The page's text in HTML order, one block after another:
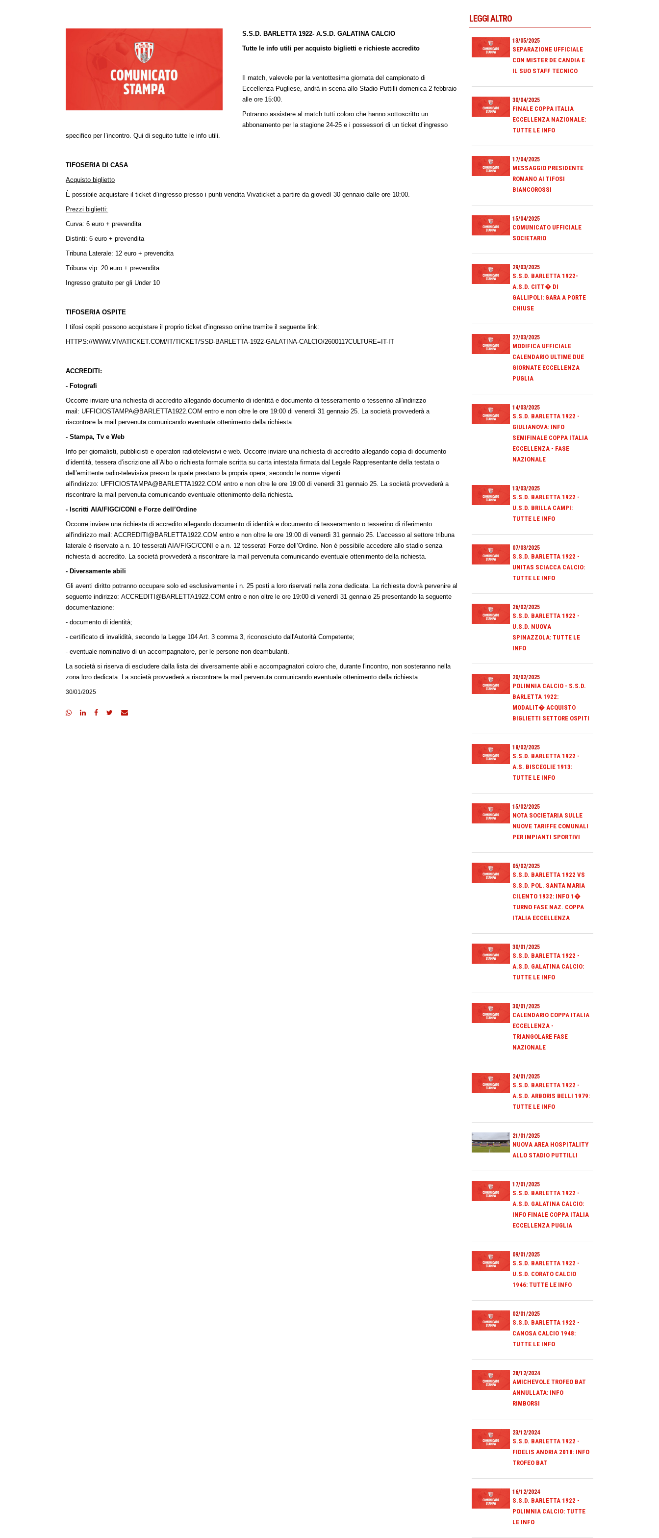
S.S.D. BARLETTA 1922- A.S.D. GALATINA CALCIO
Tutte le info utili per acquisto biglietti e richieste accredito
Il match, valevole per la ventottesima giornata del campionato di
Eccellenza Pugliese, andrà in scena allo Stadio Puttilli domenica 2 febbraio
alle ore 15:00.
Potranno assistere al match tutti coloro che hanno sottoscritto un
abbonamento per la stagione 24-25 e i possessori di un ticket d’ingresso
specifico per l’incontro. Qui di seguito tutte le info utili.
TIFOSERIA DI CASA
Acquisto biglietto
È possibile acquistare il ticket d’ingresso presso i punti vendita Vivaticket a partire da giovedì 30 gennaio dalle ore 10:00.
Prezzi biglietti:
Curva: 6 euro + prevendita
Distinti: 6 euro + prevendita
Tribuna Laterale: 12 euro + prevendita
Tribuna vip: 20 euro + prevendita
Ingresso gratuito per gli Under 10
TIFOSERIA OSPITE
I tifosi ospiti possono acquistare il proprio ticket d’ingresso online tramite il seguente link:
HTTPS://WWW.VIVATICKET.COM/IT/TICKET/SSD-BARLETTA-1922-GALATINA-CALCIO/260011?CULTURE=IT-IT
ACCREDITI:
- Fotografi
Occorre inviare una richiesta di accredito allegando documento di identità e documento di tesseramento o tesserino all'indirizzo
mail: UFFICIOSTAMPA@BARLETTA1922.COM entro e non oltre le ore 19:00 di venerdì 31 gennaio 25. La società provvederà a
riscontrare la mail pervenuta comunicando eventuale ottenimento della richiesta.
- Stampa, Tv e Web
Info per giornalisti, pubblicisti e operatori radiotelevisivi e web. Occorre inviare una richiesta di accredito allegando copia di documento
d’identità, tessera d’iscrizione all’Albo o richiesta formale scritta su carta intestata firmata dal Legale Rappresentante della testata o
dell’emittente radio-televisiva presso la quale prestano la propria opera, secondo le norme vigenti
all'indirizzo: UFFICIOSTAMPA@BARLETTA1922.COM entro e non oltre le ore 19:00 di venerdì 31 gennaio 25. La società provvederà a
riscontrare la mail pervenuta comunicando eventuale ottenimento della richiesta.
- Iscritti AIA/FIGC/CONI e Forze dell’Ordine
Occorre inviare una richiesta di accredito allegando documento di identità e documento di tesseramento o tesserino di riferimento
all'indirizzo mail:ACCREDITI@BARLETTA1922.COM entro e non oltre le ore 19:00 di venerdì 31 gennaio 25. L’accesso al settore tribuna
laterale è riservato a n. 10 tesserati AIA/FIGC/CONI e a n. 12 tesserati Forze dell’Ordine. Non è possibile accedere allo stadio senza
richiesta di accredito. La società provvederà a riscontrare la mail pervenuta comunicando eventuale ottenimento della richiesta.
- Diversamente abili
Gli aventi diritto potranno occupare solo ed esclusivamente i n. 25 posti a loro riservati nella zona dedicata. La richiesta dovrà pervenire al
seguente indirizzo:ACCREDITI@BARLETTA1922.COM entro e non oltre le ore 19:00 di venerdì 31 gennaio 25 presentando la seguente
documentazione:
- documento di identità;
- certificato di invalidità, secondo la Legge 104 Art. 3 comma 3, riconosciuto dall'Autorità Competente;
- eventuale nominativo di un accompagnatore, per le persone non deambulanti.
La società si riserva di escludere dalla lista dei diversamente abili e accompagnatori coloro che, durante l'incontro, non sosteranno nella
zona loro dedicata. La società provvederà a riscontrare la mail pervenuta comunicando eventuale ottenimento della richiesta.
30/01/2025
LEGGI ALTRO
13/05/2025
SEPARAZIONE UFFICIALE
CON MISTER DE CANDIA E
IL SUO STAFF TECNICO
30/04/2025
FINALE COPPA ITALIA
ECCELLENZA NAZIONALE:
TUTTE LE INFO
17/04/2025
MESSAGGIO PRESIDENTE
ROMANO AI TIFOSI
BIANCOROSSI
15/04/2025
COMUNICATO UFFICIALE
SOCIETARIO
29/03/2025
S.S.D. BARLETTA 1922-
A.S.D. CITT� DI
GALLIPOLI: GARA A PORTE
CHIUSE
27/03/2025
MODIFICA UFFICIALE
CALENDARIO ULTIME DUE
GIORNATE ECCELLENZA
PUGLIA
14/03/2025
S.S.D. BARLETTA 1922 -
GIULIANOVA: INFO
SEMIFINALE COPPA ITALIA
ECCELLENZA - FASE
NAZIONALE
13/03/2025
S.S.D. BARLETTA 1922 -
U.S.D. BRILLA CAMPI:
TUTTE LE INFO
07/03/2025
S.S.D. BARLETTA 1922 -
UNITAS SCIACCA CALCIO:
TUTTE LE INFO
26/02/2025
S.S.D. BARLETTA 1922 -
U.S.D. NUOVA
SPINAZZOLA: TUTTE LE
INFO
20/02/2025
POLIMNIA CALCIO - S.S.D.
BARLETTA 1922:
MODALIT� ACQUISTO
BIGLIETTI SETTORE OSPITI
18/02/2025
S.S.D. BARLETTA 1922 -
A.S. BISCEGLIE 1913:
TUTTE LE INFO
15/02/2025
NOTA SOCIETARIA SULLE
NUOVE TARIFFE COMUNALI
PER IMPIANTI SPORTIVI
05/02/2025
S.S.D. BARLETTA 1922 VS
S.S.D. POL. SANTA MARIA
CILENTO 1932: INFO 1�
TURNO FASE NAZ. COPPA
ITALIA ECCELLENZA
30/01/2025
S.S.D. BARLETTA 1922 -
A.S.D. GALATINA CALCIO:
TUTTE LE INFO
30/01/2025
CALENDARIO COPPA ITALIA
ECCELLENZA -
TRIANGOLARE FASE
NAZIONALE
24/01/2025
S.S.D. BARLETTA 1922 -
A.S.D. ARBORIS BELLI 1979:
TUTTE LE INFO
21/01/2025
NUOVA AREA HOSPITALITY
ALLO STADIO PUTTILLI
17/01/2025
S.S.D. BARLETTA 1922 -
A.S.D. GALATINA CALCIO:
INFO FINALE COPPA ITALIA
ECCELLENZA PUGLIA
09/01/2025
S.S.D. BARLETTA 1922 -
U.S.D. CORATO CALCIO
1946: TUTTE LE INFO
02/01/2025
S.S.D. BARLETTA 1922 -
CANOSA CALCIO 1948:
TUTTE LE INFO
28/12/2024
AMICHEVOLE TROFEO BAT
ANNULLATA: INFO
RIMBORSI
23/12/2024
S.S.D. BARLETTA 1922 -
FIDELIS ANDRIA 2018: INFO
TROFEO BAT
16/12/2024
S.S.D. BARLETTA 1922 -
POLIMNIA CALCIO: TUTTE
LE INFO